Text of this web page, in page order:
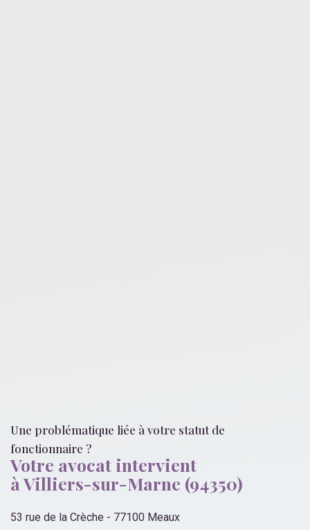
Une problématique liée à votre statut de
fonctionnaire ?
Votre avocat intervient
à Villiers-sur-Marne (94350)
53 rue de la Crèche - 77100 Meaux